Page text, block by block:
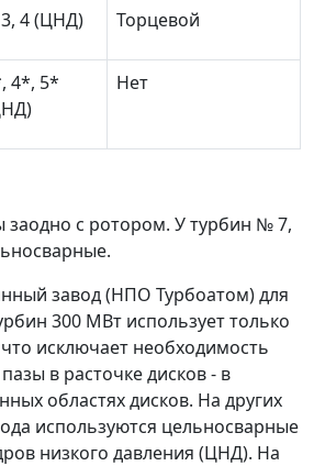
4 (ЦНД) Торцевой
4*, 5*
Нет
с ротором. У турбин № 7,
завод (НПО Турбоатом) для
300 МВт использует только
исключает необходимость
в расточке дисков - в
областях дисков. На других
используются цельносварные
низкого давления (ЦНД). На